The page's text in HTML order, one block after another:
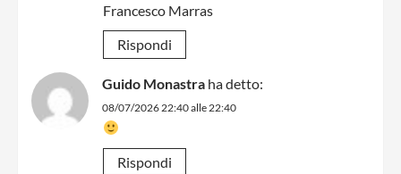
Francesco Marras
Rispondi
Guido Monastra ha detto:
08/07/2026 22:40 alle 22:40
Rispondi